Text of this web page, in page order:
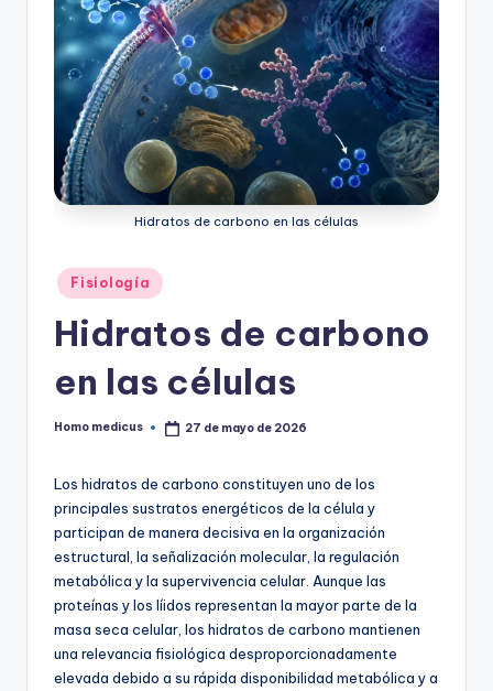
Hidratos de carbono en las células
Publicado
en
Fisiología
Hidratos de carbono
en las células
Publicado
Homo medicus 27 de mayo de 2026
Los hidratos de carbono constituyen uno de los
principales sustratos energéticos de la célula y
participan de manera decisiva en la organización
estructural, la señalización molecular, la regulación
metabólica y la supervivencia celular. Aunque las
proteínas y los líidos representan la mayor parte de la
masa seca celular, los hidratos de carbono mantienen
una relevancia fisiológica desproporcionadamente
elevada debido a su rápida disponibilidad metabólica y a